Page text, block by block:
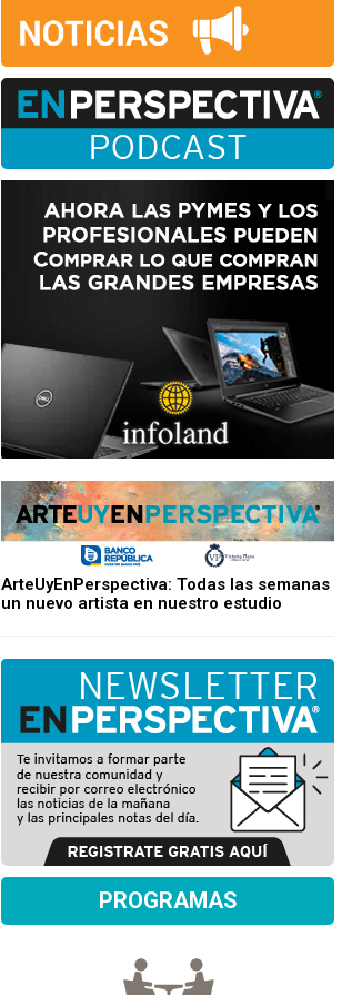
ArteUyEnPerspectiva: Todas las semanas
un nuevo artista en nuestro estudio
PROGRAMAS